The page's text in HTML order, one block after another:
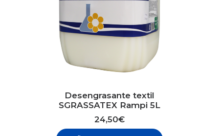
Desengrasante textil
SGRASSATEX Rampi 5L
24,50€